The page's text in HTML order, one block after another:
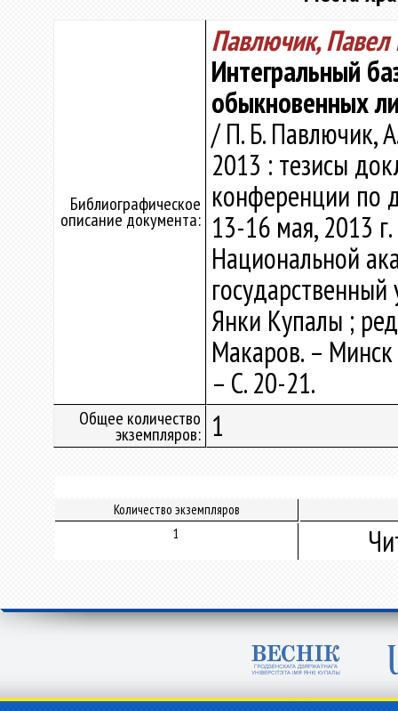
Библиографическое
описание документа:
Павлючик, Павел
Интегральный
обыкновенных
/ П. Б. Павлючик,
2013 : тезисы
конференции по
13-16 мая, 2013
Национальной
государственный
Янки Купалы ;
Макаров. –
– С. 20-21.
Общее количество
экземпляров: 1
Количество экземпляров
1